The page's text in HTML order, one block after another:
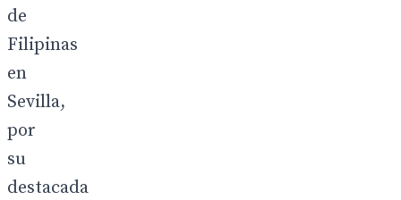
de
Filipinas
en
Sevilla,
por
su
destacada